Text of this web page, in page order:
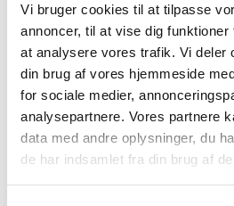
Vi bruger cookies til at tilpasse
annoncer, til at vise dig
at analysere vores trafik. Vi deler
din brug af vores hjemmeside
for sociale medier,
analysepartnere. Vores partnere
data med andre oplysninger, du
de har indsamlet fra din brug af
2017 (167)
2016 (167)
2015 (33)
2014 (44)
2013 (49)